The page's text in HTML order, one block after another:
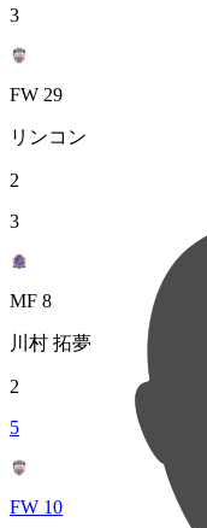
3
FW 29
リンコン
2
3
MF 8
川村 拓夢
2
5
FW 10